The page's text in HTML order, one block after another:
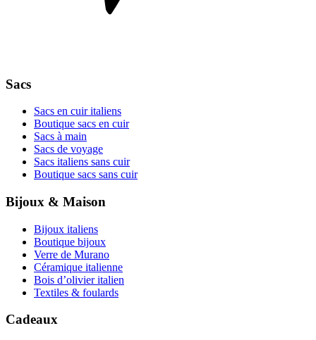
Sacs
Sacs en cuir italiens
Boutique sacs en cuir
Sacs à main
Sacs de voyage
Sacs italiens sans cuir
Boutique sacs sans cuir
Bijoux & Maison
Bijoux italiens
Boutique bijoux
Verre de Murano
Céramique italienne
Bois d’olivier italien
Textiles & foulards
Cadeaux